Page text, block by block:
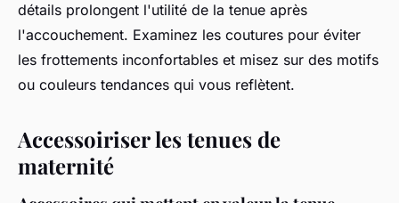
détails prolongent l'utilité de la tenue après
l'accouchement. Examinez les coutures pour éviter
les frottements inconfortables et misez sur des motifs
ou couleurs tendances qui vous reflètent.
Accessoiriser les tenues de
maternité